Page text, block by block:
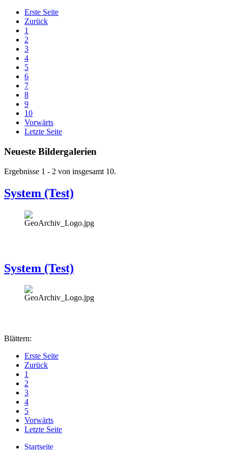
Erste Seite
Zurück
1
2
3
4
5
6
7
8
9
10
Vorwärts
Letzte Seite
Neueste Bildergalerien
Ergebnisse 1 - 2 von insgesamt 10.
System (Test)
System (Test)
Blättern:
Erste Seite
Zurück
1
2
3
4
5
Vorwärts
Letzte Seite
Startseite